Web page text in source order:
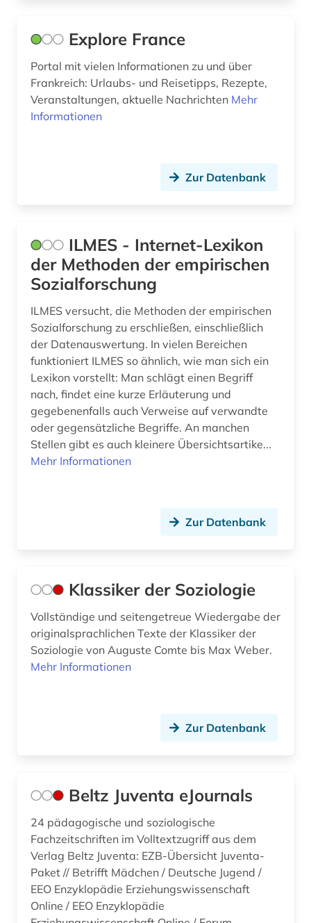
Explore France
Portal mit vielen Informationen zu und über
Frankreich: Urlaubs- und Reisetipps, Rezepte,
Veranstaltungen, aktuelle Nachrichten Mehr
Informationen
Zur Datenbank
ILMES - Internet-Lexikon
der Methoden der empirischen
Sozialforschung
ILMES versucht, die Methoden der empirischen
Sozialforschung zu erschließen, einschließlich
der Datenauswertung. In vielen Bereichen
funktioniert ILMES so ähnlich, wie man sich ein
Lexikon vorstellt: Man schlägt einen Begriff
nach, findet eine kurze Erläuterung und
gegebenenfalls auch Verweise auf verwandte
oder gegensätzliche Begriffe. An manchen
Stellen gibt es auch kleinere Übersichtsartike...
Mehr Informationen
Zur Datenbank
Klassiker der Soziologie
Vollständige und seitengetreue Wiedergabe der
originalsprachlichen Texte der Klassiker der
Soziologie von Auguste Comte bis Max Weber.
Mehr Informationen
Zur Datenbank
Beltz Juventa eJournals
24 pädagogische und soziologische
Fachzeitschriften im Volltextzugriff aus dem
Verlag Beltz Juventa: EZB-Übersicht Juventa-
Paket // Betrifft Mädchen / Deutsche Jugend /
EEO Enzyklopädie Erziehungswissenschaft
Online / EEO Enzyklopädie